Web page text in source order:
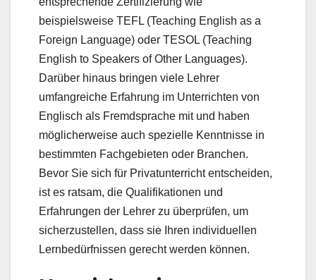
beispielsweise TEFL (Teaching English as a
Foreign Language) oder TESOL (Teaching
English to Speakers of Other Languages).
Darüber hinaus bringen viele Lehrer
umfangreiche Erfahrung im Unterrichten von
Englisch als Fremdsprache mit und haben
möglicherweise auch spezielle Kenntnisse in
bestimmten Fachgebieten oder Branchen.
Bevor Sie sich für Privatunterricht entscheiden,
ist es ratsam, die Qualifikationen und
Erfahrungen der Lehrer zu überprüfen, um
sicherzustellen, dass sie Ihren individuellen
Lernbedürfnissen gerecht werden können.